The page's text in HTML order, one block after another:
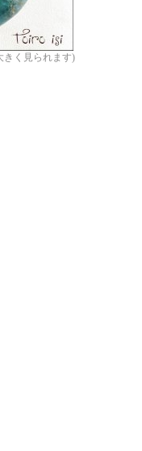
きく見られます)